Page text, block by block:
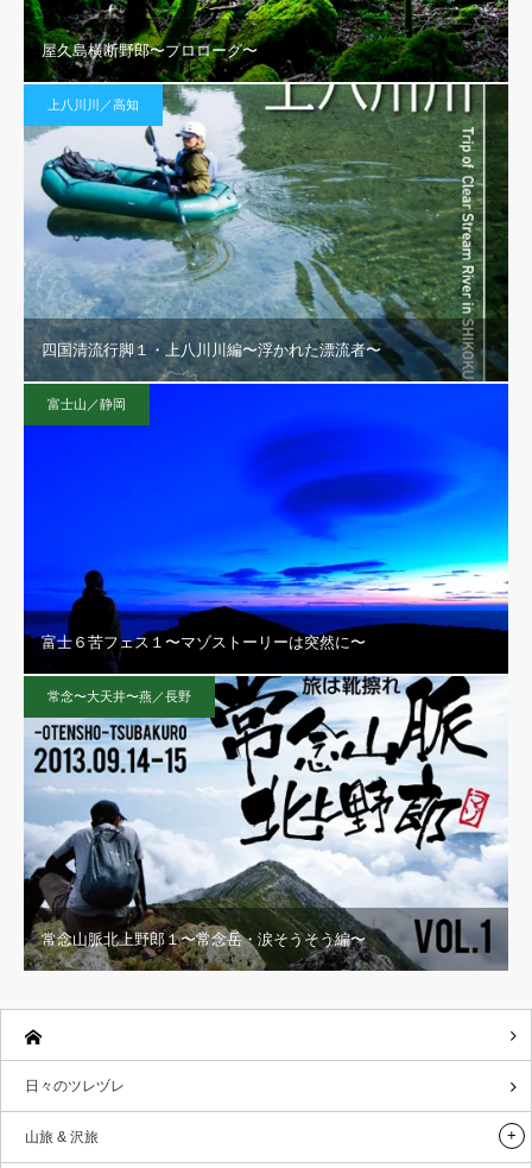
屋久島横断野郎〜プロローグ〜
上八川川／高知
四国清流行脚１・上八川川編〜浮かれた漂流者〜
富士山／静岡
富士６苦フェス１〜マゾストーリーは突然に〜
常念〜大天井〜燕／長野
常念山脈北上野郎１〜常念岳・涙そうそう編〜
日々のツレヅレ
山旅 & 沢旅